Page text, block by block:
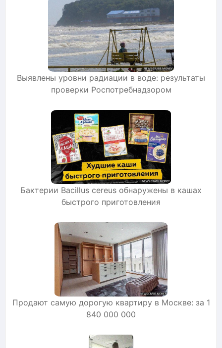
Выявлены уровни радиации в воде: результаты
проверки Роспотребнадзором
Бактерии Bacillus cereus обнаружены в кашах
быстрого приготовления
Продают самую дорогую квартиру в Москве: за 1
840 000 000